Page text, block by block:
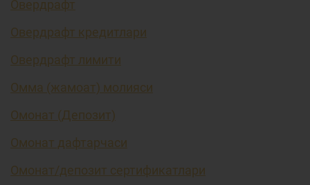
Овердрафт
Овердрафт кредитлари
Овердрафт лимити
Омма (жамоат) молияси
Омонат (Депозит)
Омонат дафтарчаси
Омонат/депозит сертификатлари